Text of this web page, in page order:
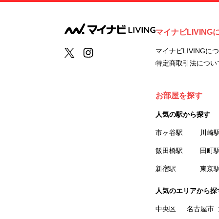
マイナビLIVING
マイナビLIVINGに
特定商取引法につい
お部屋を探す
人気の駅から探す
市ヶ谷駅 川崎
飯田橋駅 田町
新宿駅 東京
人気のエリアから探
中央区 名古屋市